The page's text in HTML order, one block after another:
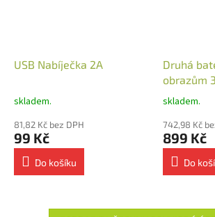
USB Nabíječka 2A
skladem.
81,82 Kč bez DPH
99 Kč
Do košíku
Druhá
obrazům
skladem.
742,98 Kč
899 Kč
Do